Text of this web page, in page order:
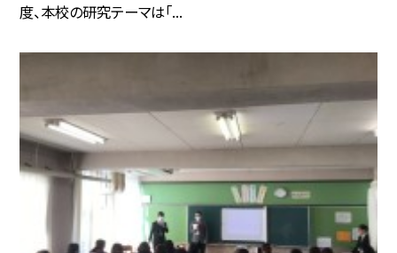
度、本校の研究テーマは「...